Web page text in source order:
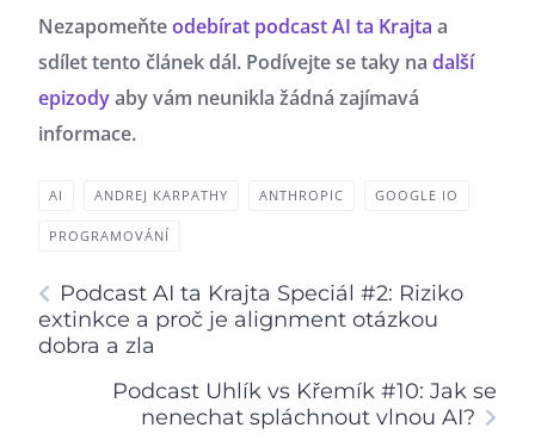
Nezapomeňteodebírat podcast AI ta Krajta a
sdílet tento článek dál. Podívejte se taky na další
epizodyaby vám neunikla žádná zajímavá
informace.
AI ANDREJ KARPATHY ANTHROPIC GOOGLE IO
PROGRAMOVÁNÍ
Podcast AI ta Krajta Speciál #2: Riziko
extinkce a proč je alignment otázkou
dobra a zla
Podcast Uhlík vs Křemík #10: Jak se
nenechat spláchnout vlnou AI?